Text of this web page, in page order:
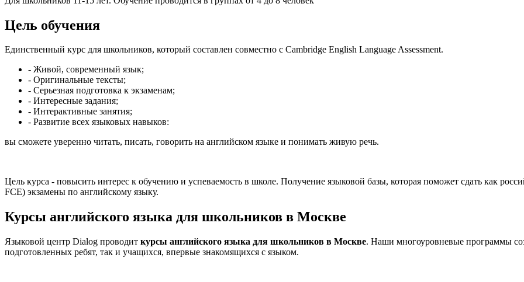
Цель обучения
Единственный курс для школьников, который составлен совместно с Cambridge English Language Assessment.
- Живой, современный язык;
- Оригинальные тексты;
- Серьезная подготовка к экзаменам;
- Интересные задания;
- Интерактивные занятия;
- Развитие всех языковых навыков:
вы сможете уверенно читать, писать, говорить на английском языке и понимать живую речь.
Цель курса - повысить интерес к обучению и успеваемость в школе. Получение языковой базы, которая поможет сдать как
FCE) экзамены по английскому языку.
Курсы английского языка для школьников в Москве
Языковой центр Dialog проводит курсы английского языка для школьников в Москве. Наши многоуровневые программы
подготовленных ребят, так и учащихся, впервые знакомящихся с языком.